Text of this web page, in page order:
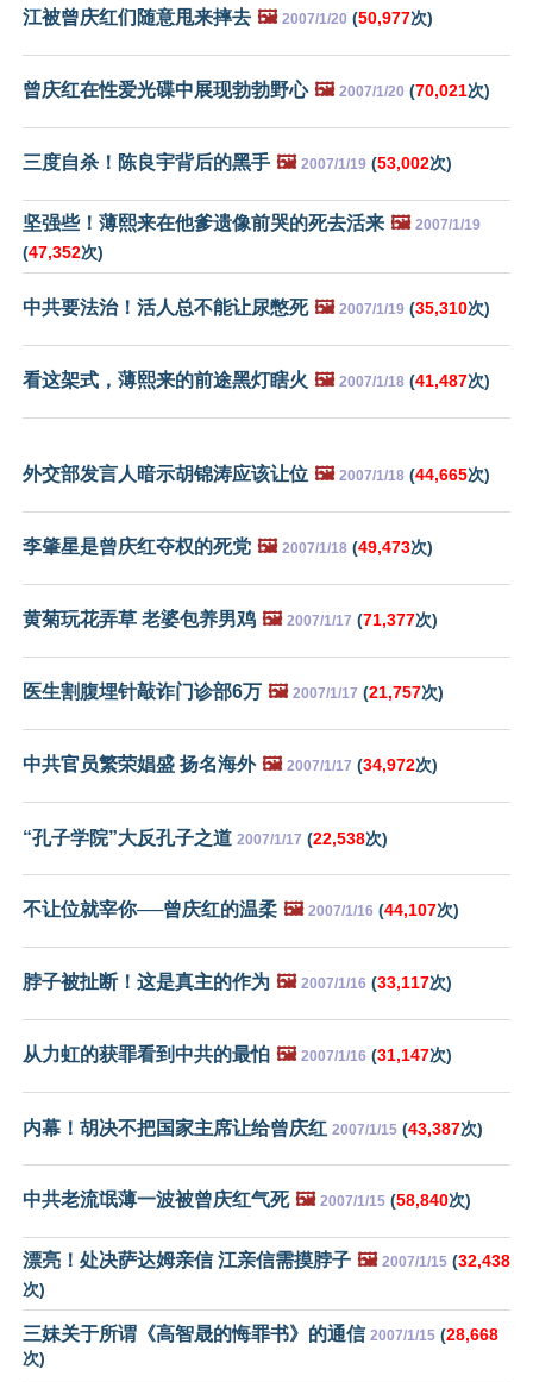
江被曾庆红们随意甩来摔去 🖼️ 2007/1/20 (50,977次)
曾庆红在性爱光碟中展现勃勃野心 🖼️ 2007/1/20 (70,021次)
三度自杀！陈良宇背后的黑手 🖼️ 2007/1/19 (53,002次)
坚强些！薄熙来在他爹遗像前哭的死去活来 🖼️ 2007/1/19
(47,352次)
中共要法治！活人总不能让尿憋死 🖼️ 2007/1/19 (35,310次)
看这架式，薄熙来的前途黑灯瞎火 🖼️ 2007/1/18 (41,487次)
外交部发言人暗示胡锦涛应该让位 🖼️ 2007/1/18 (44,665次)
李肇星是曾庆红夺权的死党 🖼️ 2007/1/18 (49,473次)
黄菊玩花弄草 老婆包养男鸡 🖼️ 2007/1/17 (71,377次)
医生割腹埋针敲诈门诊部6万 🖼️ 2007/1/17 (21,757次)
中共官员繁荣娼盛 扬名海外 🖼️ 2007/1/17 (34,972次)
“孔子学院”大反孔子之道 2007/1/17 (22,538次)
不让位就宰你──曾庆红的温柔 🖼️ 2007/1/16 (44,107次)
脖子被扯断！这是真主的作为 🖼️ 2007/1/16 (33,117次)
从力虹的获罪看到中共的最怕 🖼️ 2007/1/16 (31,147次)
内幕！胡决不把国家主席让给曾庆红 2007/1/15 (43,387次)
中共老流氓薄一波被曾庆红气死 🖼️ 2007/1/15 (58,840次)
漂亮！处决萨达姆亲信 江亲信需摸脖子 🖼️ 2007/1/15 (32,438
次)
三妹关于所谓《高智晟的悔罪书》的通信 2007/1/15 (28,668
次)